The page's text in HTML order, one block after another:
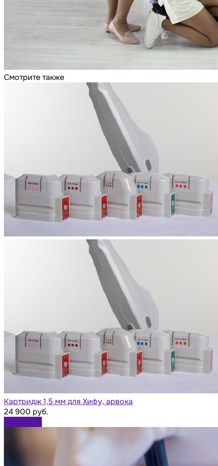
Смотрите также
Картридж 1,5 мм для Хифу, арвока
24 900 руб.